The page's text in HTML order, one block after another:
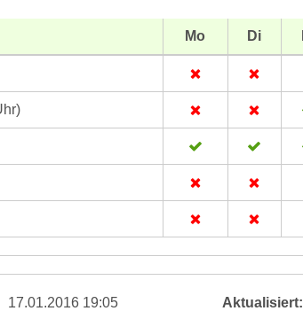
Mo Di
17.01.2016 19:05 Aktualisiert: